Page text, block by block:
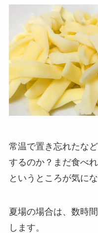
常温で置き忘れたな
するのか？まだ食べ
というところが気に
夏場の場合は、数時
します。